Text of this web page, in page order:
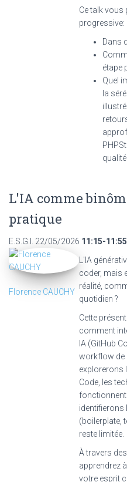
Ce talk vous
progressive:
Dans
étape
Quel
la
qualité.
L'IA comme
pratique
E.S.G.I. 22/05/2026 11:15-11:55
L'IA
coder, mais
réalité,
quotidien ?
Cette
comment
IA (GitHub
workflow de
explorerons
Code, les
identifierons
(boilerplate,
reste limitée.
À travers
apprendrez
votre esprit
Florence CAUCHY